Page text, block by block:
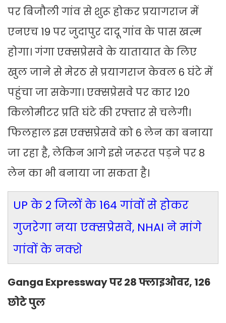
पर बिजौली गांव से शुरू होकर प्रयागराज में
एनएच 19 पर जुदापुर दादू गांव के पास खत्म
होगा। गंगा एक्सप्रेसवे के यातायात के लिए
खुल जाने से मेरठ से प्रयागराज केवल 6 घंटे में
पहुंचा जा सकेगा। एक्‍सप्रेसवे पर कार 120
किलोमीटर प्रति घंटे की रफ्तार से चलेगी।
फिलहाल इस एक्‍सप्रेसवे को 6 लेन का बनाया
जा रहा है, लेकिन आगे इसे जरूरत पड़ने पर 8
लेन का भी बनाया जा सकता है।
UP के 2 जिलों के 164 गांवों से होकर
गुजरेगा नया एक्सप्रेसवे, NHAI ने मांगे
गांवों के नक्शे
Ganga Expressway पर 28 फ्लाइओवर, 126
छोटे पुल